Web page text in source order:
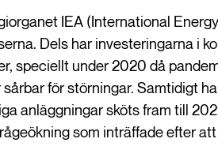
IEA (International
Dels har investeringarna i
speciellt under 2020 då
för störningar. Samtidigt
anläggningar sköts fram till
som inträffade efter